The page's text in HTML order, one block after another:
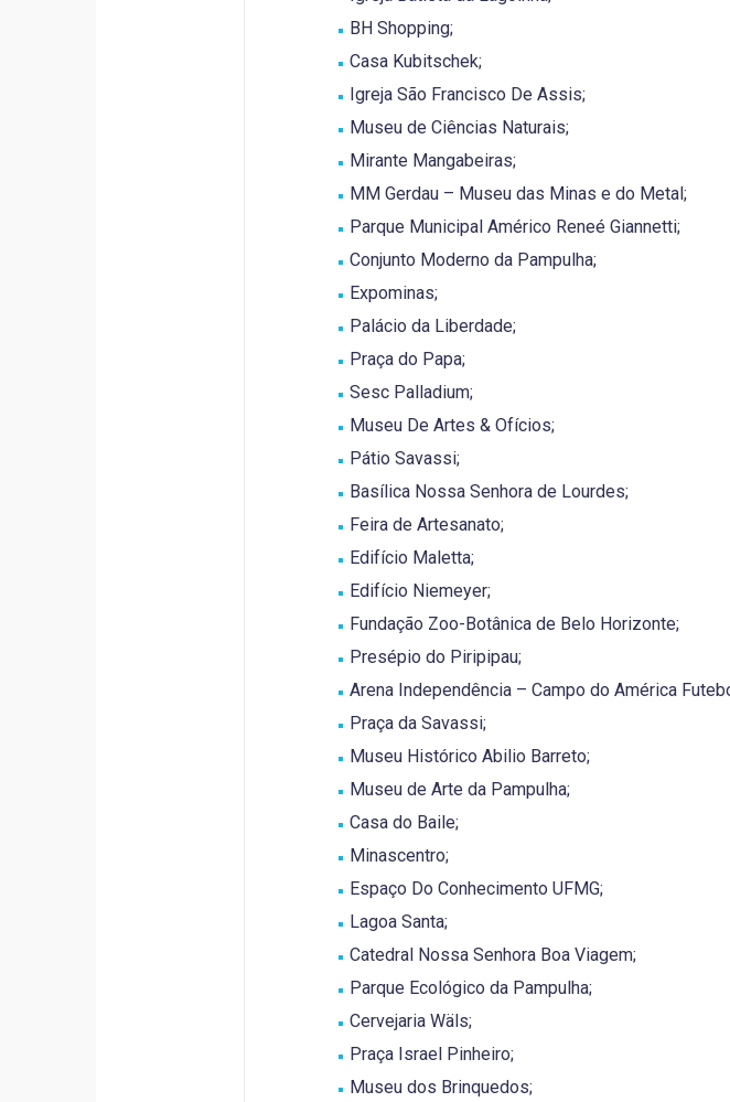
BH Shopping;
Casa Kubitschek;
Igreja São Francisco De Assis;
Museu de Ciências Naturais;
Mirante Mangabeiras;
MM Gerdau – Museu das Minas e do Metal;
Parque Municipal Américo Reneé Giannetti;
Conjunto Moderno da Pampulha;
Expominas;
Palácio da Liberdade;
Praça do Papa;
Sesc Palladium;
Museu De Artes & Ofícios;
Pátio Savassi;
Basílica Nossa Senhora de Lourdes;
Feira de Artesanato;
Edifício Maletta;
Edifício Niemeyer;
Fundação Zoo-Botânica de Belo Horizonte;
Presépio do Piripipau;
Arena Independência – Campo do América
Praça da Savassi;
Museu Histórico Abilio Barreto;
Museu de Arte da Pampulha;
Casa do Baile;
Minascentro;
Espaço Do Conhecimento UFMG;
Lagoa Santa;
Catedral Nossa Senhora Boa Viagem;
Parque Ecológico da Pampulha;
Cervejaria Wäls;
Praça Israel Pinheiro;
Museu dos Brinquedos;